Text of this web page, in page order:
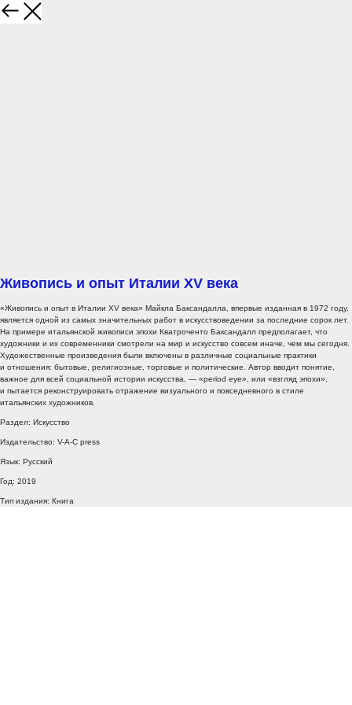
Живопись и опыт Италии XV века
«Живопись и опыт в Италии XV века» Майкла Баксандалла, впервые изданная в 1972 году,
является одной из самых значительных работ в искусствоведении за последние сорок лет.
На примере итальянской живописи эпохи Кватроченто Баксандалл предполагает, что
художники и их современники смотрели на мир и искусство совсем иначе, чем мы сегодня.
Художественные произведения были включены в различные социальные практики
и отношения: бытовые, религиозные, торговые и политические. Автор вводит понятие,
важное для всей социальной истории искусства, — «period eye», или «взгляд эпохи»,
и пытается реконструировать отражение визуального и повседневного в стиле
итальянских художников.
Раздел: Искусство
Издательство: V-A-C press
Язык: Русский
Год: 2019
Тип издания: Книга